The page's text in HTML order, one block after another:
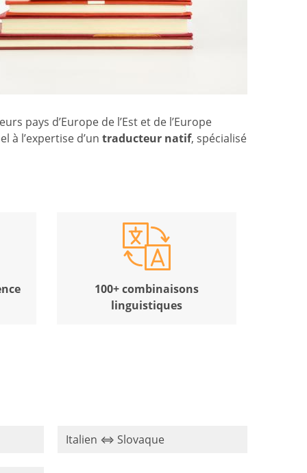
pays d’Europe de l’Est et de l’Europe
à l’expertise d’un traducteur natif, spécialisé
100+ combinaisons
linguistiques
Italien ⇔ Slovaque